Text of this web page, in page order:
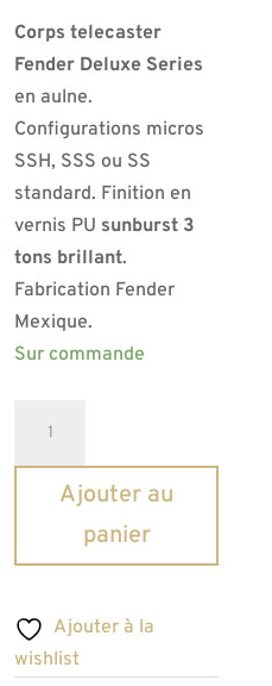
Corps telecaster
Fender Deluxe Series
en aulne.
Configurations micros
SSH, SSS ou SS
standard. Finition en
vernis PU sunburst 3
tons brillant.
Fabrication Fender
Mexique.
Sur commande
Telecaster
tons
Ajouter au
panier
t
r
i
Ajouter à la
wishlist